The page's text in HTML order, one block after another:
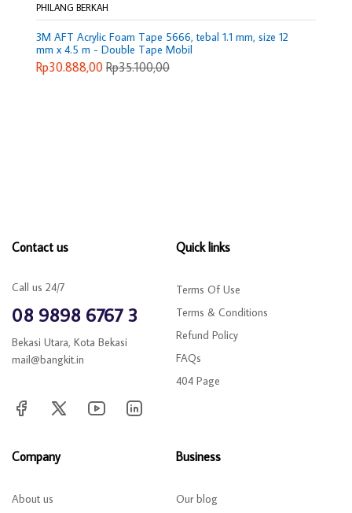
PHILANG BERKAH
3M AFT Acrylic Foam Tape 5666, tebal 1.1 mm, size 12
mm x 4.5 m - Double Tape Mobil
Rp30.888,00 Rp35.100,00
Contact us
Call us 24/7
08 9898 6767 3
Bekasi Utara, Kota Bekasi
mail@bangkit.in
Quick links
Terms Of Use
Terms & Conditions
Refund Policy
FAQs
404 Page
Company
About us
Business
Our blog